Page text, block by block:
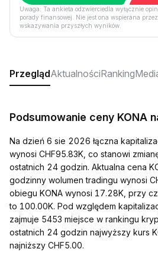
Uwaga: Ta ankieta odzwierciedla wyłącznie
porady finansowej. Nie jest ona wspierana
wskazywania przyszłych wyników.
PrzeglądAktualnościRanking
Podsumowanie ceny KONA
Na dzień 6 sie 2026 łączna
wynosi CHF95.83K, co stanowi
ostatnich 24 godzin. Aktualna cena
godzinny wolumen tradingu wynosi
obiegu KONA wynosi 17.28K, przy
to 100.00K. Pod względem
zajmuje 5453 miejsce w rankingu
ostatnich 24 godzin najwyższy kurs
najniższy CHF5.00.